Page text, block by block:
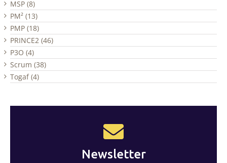
MSP (8)
PM² (13)
PMP (18)
PRINCE2 (46)
P3O (4)
Scrum (38)
Togaf (4)
Newsletter